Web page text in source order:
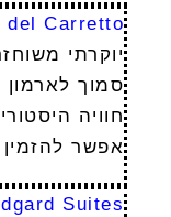
del Carretto
יוקרתי
סמוך
אפשר
Suites